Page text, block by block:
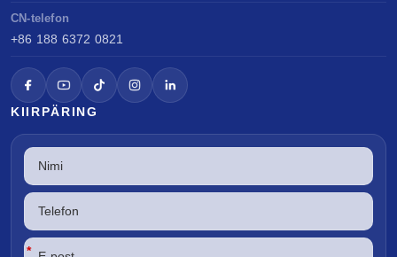
CN-telefon
+86 188 6372 0821
KIIRPÄRING
*